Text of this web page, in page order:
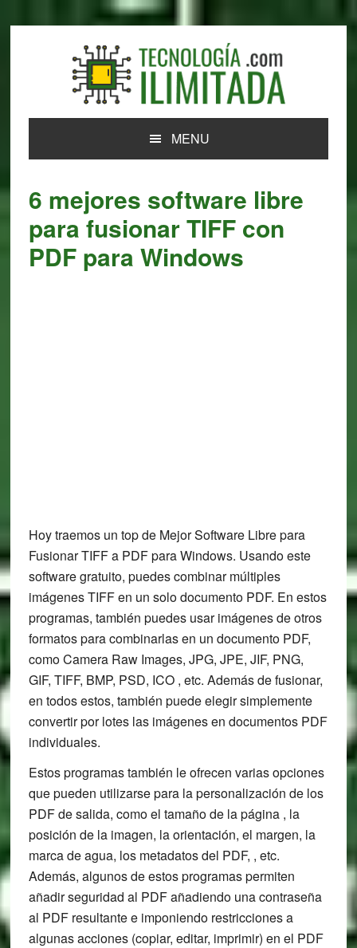
MENU
6 mejores software libre
para fusionar TIFF con
PDF para Windows
Hoy traemos un top de Mejor Software Libre para
Fusionar TIFF a PDF para Windows. Usando este
software gratuito, puedes combinar múltiples
imágenes TIFF en un solo documento PDF. En estos
programas, también puedes usar imágenes de otros
formatos para combinarlas en un documento PDF,
como Camera Raw Images, JPG, JPE, JIF, PNG,
GIF, TIFF, BMP, PSD, ICO , etc. Además de fusionar,
en todos estos, también puede elegir simplemente
convertir por lotes las imágenes en documentos PDF
individuales.
Estos programas también le ofrecen varias opciones
que pueden utilizarse para la personalización de los
PDF de salida, como el tamaño de la página , la
posición de la imagen, la orientación, el margen, la
marca de agua, los metadatos del PDF, , etc.
Además, algunos de estos programas permiten
añadir seguridad al PDF añadiendo una contraseña
al PDF resultante e imponiendo restricciones a
algunas acciones (copiar, editar, imprimir) en el PDF